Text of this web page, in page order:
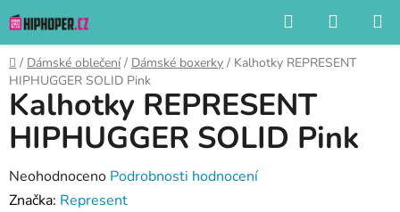
na
obsah
Hledat
KOŠÍK
Domů
/ Dámské oblečení / Dámské boxerky / Kalhotky REPRESENT
HIPHUGGER SOLID Pink
Kalhotky REPRESENT
HIPHUGGER SOLID Pink
Průměrné
hodnocení
Neohodnoceno Podrobnosti hodnocení
Značka: Represent